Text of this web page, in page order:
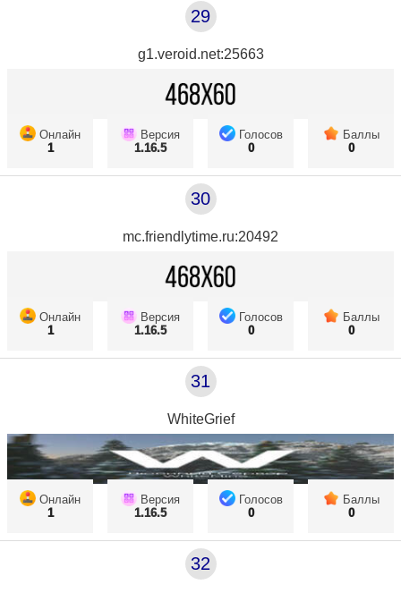
29
g1.veroid.net:25663
Онлайн
1
Версия
1.16.5
Голосов
0
Баллы
0
30
mc.friendlytime.ru:20492
Онлайн
1
Версия
1.16.5
Голосов
0
Баллы
0
31
WhiteGrief
Онлайн
1
Версия
1.16.5
Голосов
0
Баллы
0
32